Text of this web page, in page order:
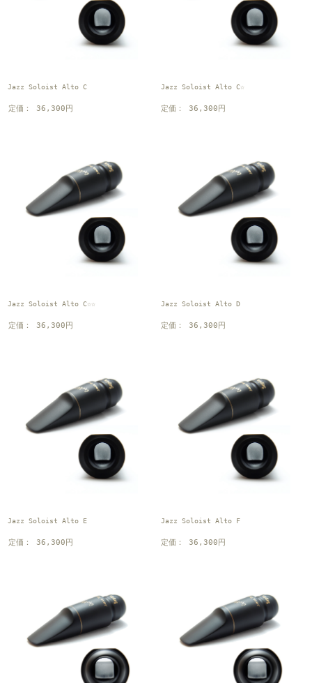
Jazz Soloist Alto C
定価： 36,300円
Jazz Soloist Alto C☆
定価： 36,300円
Jazz Soloist Alto C☆☆
定価： 36,300円
Jazz Soloist Alto D
定価： 36,300円
Jazz Soloist Alto E
定価： 36,300円
Jazz Soloist Alto F
定価： 36,300円